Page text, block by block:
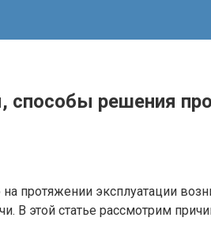
способы решения
протяжении эксплуатации
В этой статье рассмотрим